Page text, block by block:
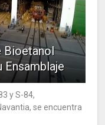
Bioetanol
Ensamblaje
y S-84,
se encuentra